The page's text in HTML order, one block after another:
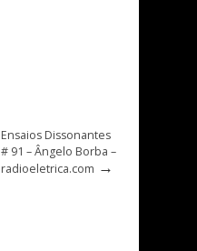
Ensaios Dissonantes
# 91 – Ângelo Borba –
radioeletrica.com →